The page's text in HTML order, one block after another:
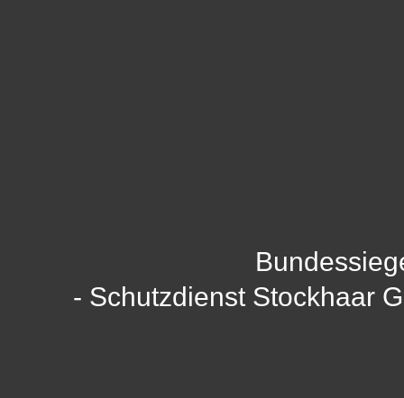
- Schutzdienst Stockhaar